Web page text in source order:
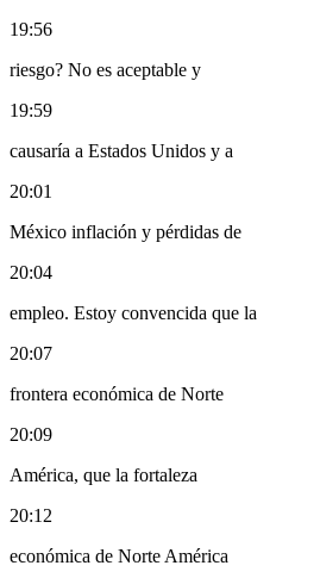
19:56
riesgo? No es aceptable y
19:59
causaría a Estados Unidos y a
20:01
México inflación y pérdidas de
20:04
empleo. Estoy convencida que la
20:07
frontera económica de Norte
20:09
América, que la fortaleza
20:12
económica de Norte América